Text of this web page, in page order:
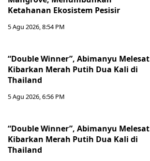
Ketahanan Ekosistem Pesisir
5 Agu 2026, 8:54 PM
“Double Winner”, Abimanyu Melesat
Kibarkan Merah Putih Dua Kali di
Thailand
5 Agu 2026, 6:56 PM
“Double Winner”, Abimanyu Melesat
Kibarkan Merah Putih Dua Kali di
Thailand